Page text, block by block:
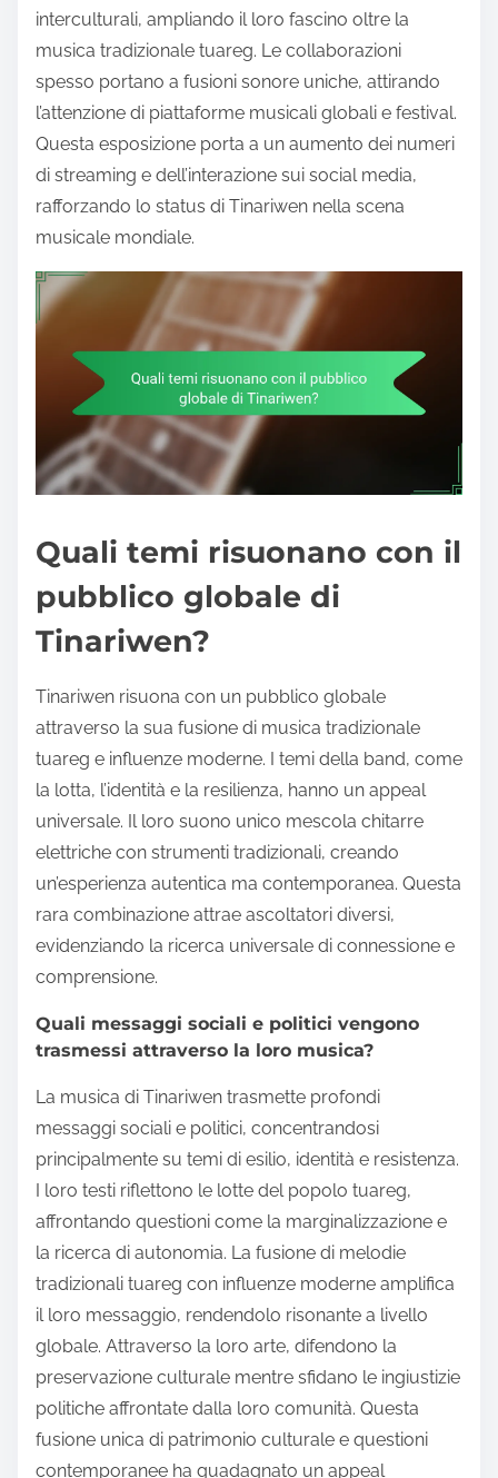
interculturali, ampliando il loro fascino oltre la
musica tradizionale tuareg. Le collaborazioni
spesso portano a fusioni sonore uniche, attirando
l’attenzione di piattaforme musicali globali e festival.
Questa esposizione porta a un aumento dei numeri
di streaming e dell’interazione sui social media,
rafforzando lo status di Tinariwen nella scena
musicale mondiale.
Quali temi risuonano con il
pubblico globale di
Tinariwen?
Tinariwen risuona con un pubblico globale
attraverso la sua fusione di musica tradizionale
tuareg e influenze moderne. I temi della band, come
la lotta, l’identità e la resilienza, hanno un appeal
universale. Il loro suono unico mescola chitarre
elettriche con strumenti tradizionali, creando
un’esperienza autentica ma contemporanea. Questa
rara combinazione attrae ascoltatori diversi,
evidenziando la ricerca universale di connessione e
comprensione.
Quali messaggi sociali e politici vengono
trasmessi attraverso la loro musica?
La musica di Tinariwen trasmette profondi
messaggi sociali e politici, concentrandosi
principalmente su temi di esilio, identità e resistenza.
I loro testi riflettono le lotte del popolo tuareg,
affrontando questioni come la marginalizzazione e
la ricerca di autonomia. La fusione di melodie
tradizionali tuareg con influenze moderne amplifica
il loro messaggio, rendendolo risonante a livello
globale. Attraverso la loro arte, difendono la
preservazione culturale mentre sfidano le ingiustizie
politiche affrontate dalla loro comunità. Questa
fusione unica di patrimonio culturale e questioni
contemporanee ha guadagnato un appeal